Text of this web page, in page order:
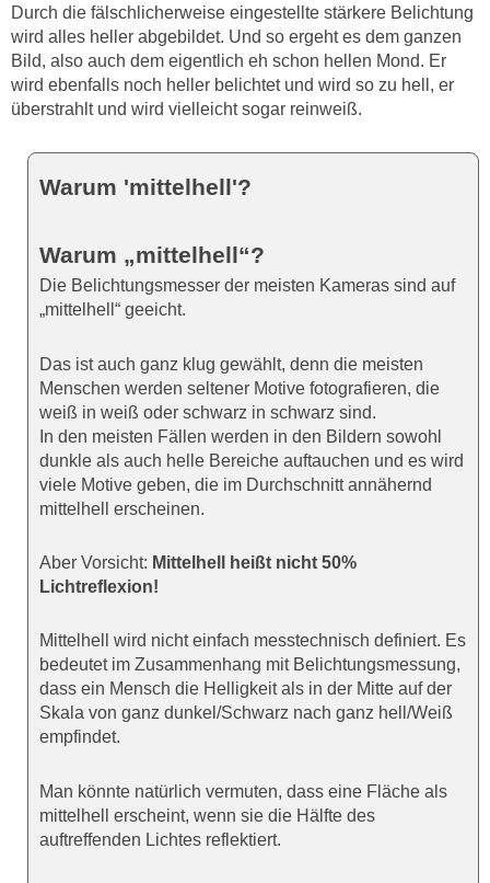
Durch die fälschlicherweise eingestellte stärkere Belichtung
wird alles heller abgebildet. Und so ergeht es dem ganzen
Bild, also auch dem eigentlich eh schon hellen Mond. Er
wird ebenfalls noch heller belichtet und wird so zu hell, er
überstrahlt und wird vielleicht sogar reinweiß.
Warum 'mittelhell'?
Warum „mittelhell“?
Die Belichtungsmesser der meisten Kameras sind auf
„mittelhell“ geeicht.
Das ist auch ganz klug gewählt, denn die meisten
Menschen werden seltener Motive fotografieren, die
weiß in weiß oder schwarz in schwarz sind.
In den meisten Fällen werden in den Bildern sowohl
dunkle als auch helle Bereiche auftauchen und es wird
viele Motive geben, die im Durchschnitt annähernd
mittelhell erscheinen.
Aber Vorsicht: Mittelhell heißt nicht 50%
Lichtreflexion!
Mittelhell wird nicht einfach messtechnisch definiert. Es
bedeutet im Zusammenhang mit Belichtungsmessung,
dass ein Mensch die Helligkeit als in der Mitte auf der
Skala von ganz dunkel/Schwarz nach ganz hell/Weiß
empfindet.
Man könnte natürlich vermuten, dass eine Fläche als
mittelhell erscheint, wenn sie die Hälfte des
auftreffenden Lichtes reflektiert.